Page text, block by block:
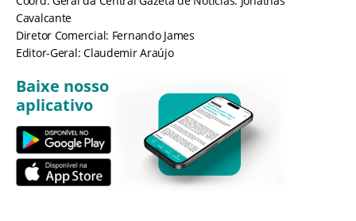
Cavalcante
Diretor Comercial: Fernando James
Editor-Geral: Claudemir Araújo
Baixe nosso
aplicativo